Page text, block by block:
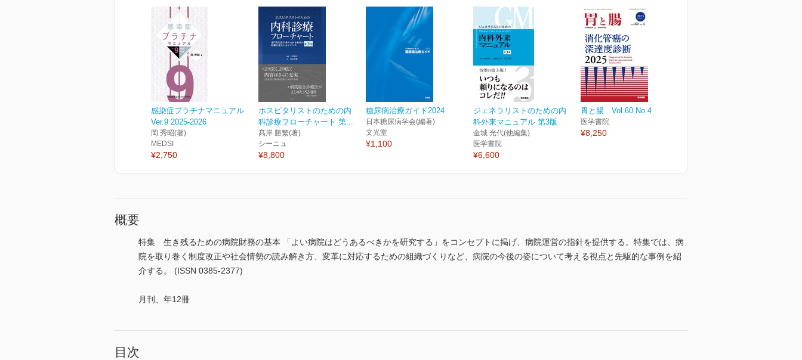
感染症プラチナマニュアル
Ver.9 2025-2026
岡 秀昭(著)
MEDSI
¥2,750
ホスピタリストのための内
科診療フローチャート 第...
髙岸 勝繁(著)
シーニュ
¥8,800
糖尿病治療ガイド2024
日本糖尿病学会(編著)
文光堂
¥1,100
ジェネラリストのための内
科外来マニュアル 第3版
金城 光代(他編集)
医学書院
¥6,600
胃と腸 Vol.60 No.4
医学書院
¥8,250
概要
特集 生き残るための病院財務の基本 「よい病院はどうあるべきかを研究する」をコンセプトに掲げ、病院運営の指針を提供する。特集では、病
院を取り巻く制度改正や社会情勢の読み解き方、変革に対応するための組織づくりなど、病院の今後の姿について考える視点と先駆的な事例を紹
介する。 (ISSN 0385-2377)
月刊、年12冊
目次